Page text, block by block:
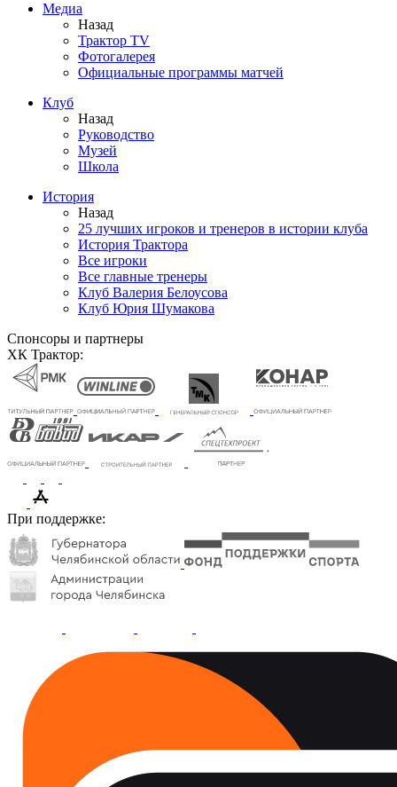
Медиа
Назад
Трактор TV
Фотогалерея
Официальные программы матчей
Клуб
Назад
Руководство
Музей
Школа
История
Назад
25 лучших игроков и тренеров в истории клуба
История Трактора
Все игроки
Все главные тренеры
Клуб Валерия Белоусова
Клуб Юрия Шумакова
Спонсоры и партнеры
ХК Трактор:
При поддержке: